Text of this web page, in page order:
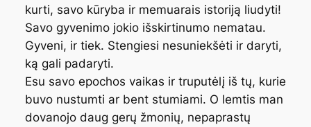
kurti, savo kūryba ir memuarais istoriją liudyti!
Savo gyvenimo jokio išskirtinumo nematau.
Gyveni, ir tiek. Stengiesi nesuniekšėti ir daryti,
ką gali padaryti.
Esu savo epochos vaikas ir truputėlį iš tų, kurie
buvo nustumti ar bent stumiami. O lemtis man
dovanojo daug gerų žmonių, nepaprastų